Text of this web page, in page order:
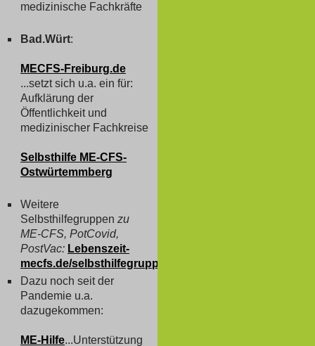
medizinische Fachkräfte
Bad.Würt:
MECFS-Freiburg.de
...setzt sich u.a. ein für:
Aufklärung der
Öffentlichkeit und
medizinischer Fachkreise
Selbsthilfe ME-CFS-
Ostwürtemmberg
Weitere
Selbsthilfegruppen zu
ME-CFS, PotCovid,
PostVac: Lebenszeit-
mecfs.de/selbsthilfegruppen
Dazu noch seit der
Pandemie u.a.
dazugekommen:
ME-Hilfe...Unterstützung